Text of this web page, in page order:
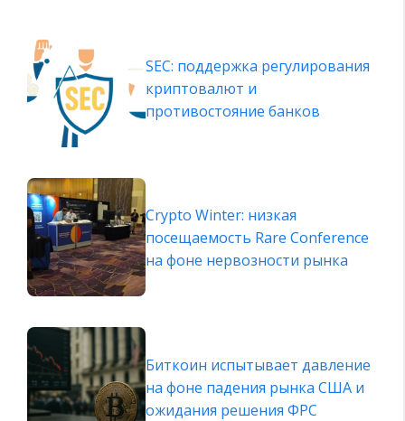
SEC: поддержка регулирования
криптовалют и
противостояние банков
Crypto Winter: низкая
посещаемость Rare Conference
на фоне нервозности рынка
Биткоин испытывает давление
на фоне падения рынка США и
ожидания решения ФРС